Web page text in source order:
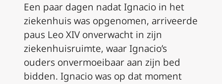
Een paar dagen nadat Ignacio in het
ziekenhuis was opgenomen, arriveerde
paus Leo XIV onverwacht in zijn
ziekenhuisruimte, waar Ignacio’s
ouders onvermoeibaar aan zijn bed
bidden. Ignacio was op dat moment